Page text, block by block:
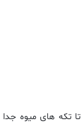
تکه های میوه جدا